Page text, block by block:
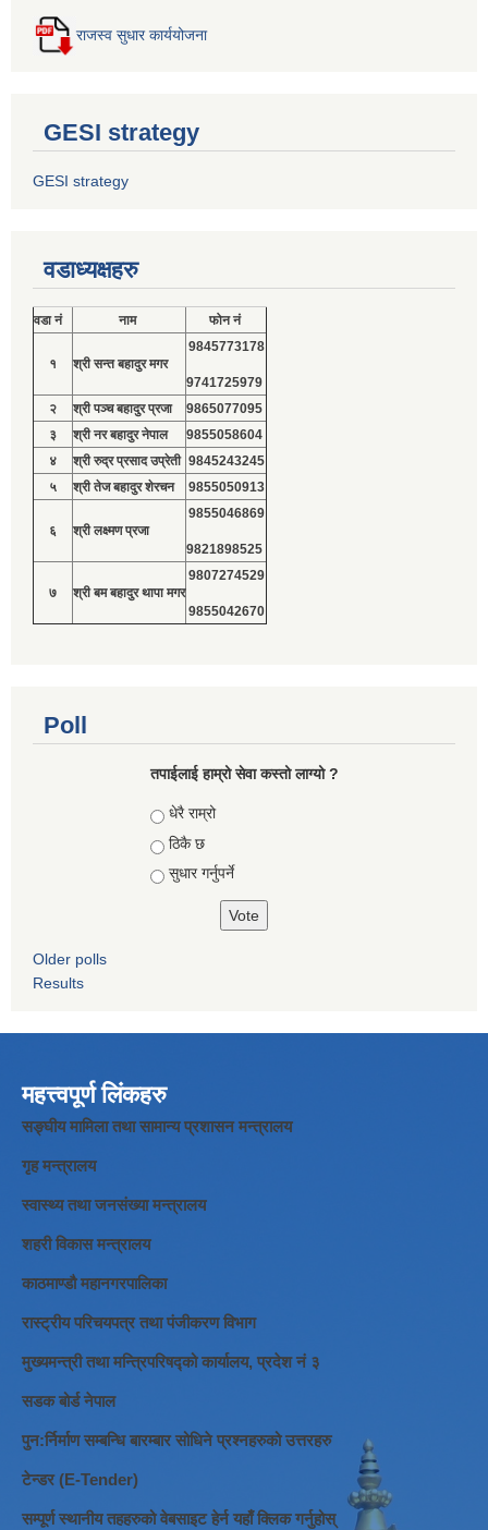
राजस्व सुधार कार्ययोजना
GESI strategy
GESI strategy
वडाध्यक्षहरु
वडा नं नाम फोन नं
१ श्री सन्त बहादुर मगर
9845773178
9741725979
२
श्री पञ्च बहादुर प्रजा
9865077095
३
श्री नर बहादुर नेपाल
9855058604
४
श्री रुद्र प्रसाद उप्रेती 9845243245
५
श्री तेज बहादुर शेरचन 9855050913
६ श्री लक्ष्मण प्रजा
9855046869
9821898525
७ श्री बम बहादुर थापा मगर
9807274529
9855042670
Poll
तपाईलाई हाम्रो सेवा कस्तो लाग्यो ?
Choices
धेरै राम्रो
ठिकै छ
सुधार गर्नुपर्ने
Older polls
Results
महत्त्वपूर्ण लिंकहरु
सङ्घीय मामिला तथा सामान्य प्रशासन मन्त्रालय
गृह मन्त्रालय
स्वास्थ्य तथा जनसंख्या मन्त्रालय
शहरी विकास मन्त्रालय
काठमाण्डौ महानगरपालिका
रास्ट्रीय परिचयपत्र तथा पंजीकरण विभाग
मुख्यमन्त्री तथा मन्त्रिपरिषद्को कार्यालय, प्रदेश नं ३
सडक बोर्ड नेपाल
पुन:र्निर्माण सम्बन्धि बारम्बार सोधिने प्रश्नहरुको उत्तरहरु
टेन्डर (E-Tender)
सम्पूर्ण स्थानीय तहहरुको वेबसाइट हेर्न यहाँ क्लिक गर्नुहोस्